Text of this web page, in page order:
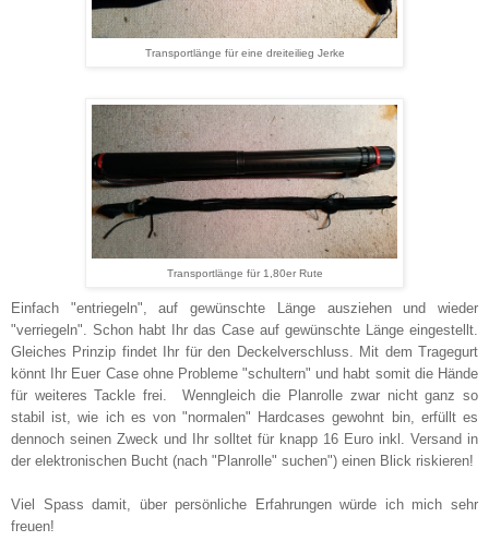
Transportlänge für eine dreiteilieg Jerke
Transportlänge für 1,80er Rute
Einfach "entriegeln", auf gewünschte Länge ausziehen und wieder
"verriegeln". Schon habt Ihr das Case auf gewünschte Länge eingestellt.
Gleiches Prinzip findet Ihr für den Deckelverschluss. Mit dem Tragegurt
könnt Ihr Euer Case ohne Probleme "schultern" und habt somit die Hände
für weiteres Tackle frei. Wenngleich die Planrolle zwar nicht ganz so
stabil ist, wie ich es von "normalen" Hardcases gewohnt bin, erfüllt es
dennoch seinen Zweck und Ihr solltet für knapp 16 Euro inkl. Versand in
der elektronischen Bucht (nach "Planrolle" suchen") einen Blick riskieren!
Viel Spass damit, über persönliche Erfahrungen würde ich mich sehr
freuen!